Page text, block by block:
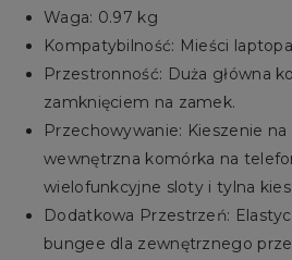
Waga: 0.97 kg
Kompatybilność: Mieści
Przestronność: Duża główna
zamknięciem na zamek.
Przechowywanie: Kieszenie
wewnętrzna komórka na
wielofunkcyjne sloty i tylna
Dodatkowa Przestrzeń:
bungee dla zewnętrznego